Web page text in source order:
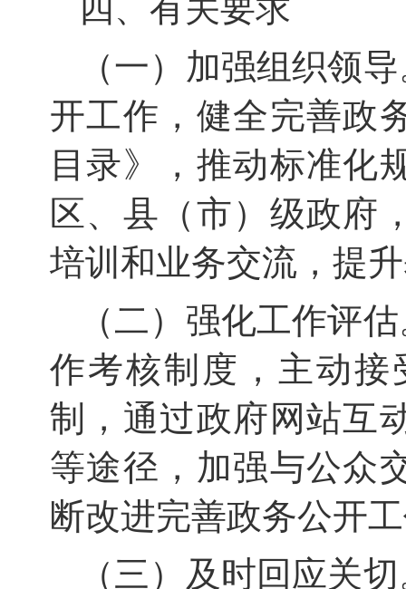
四、有关要求
（一）加强组织领
开工作，健全完善政
目录》，推动标准化
区、县（市）级政府
培训和业务交流，提
（二）强化工作评
作考核制度，主动
制，通过政府网站互
等途径，加强与公众
断改进完善政务公开
（三）及时回应关